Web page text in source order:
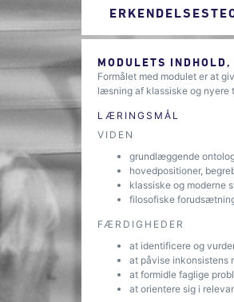
MODULETS
Formålet med modulet er at
læsning af klassiske og nyere
LÆRINGSMÅL
VIDEN
grundlæggende
hovedpositioner,
klassiske og moderne
filosofiske
FÆRDIGHEDER
at identificere og
at påvise inkonsistens
at formidle faglige
at orientere sig i